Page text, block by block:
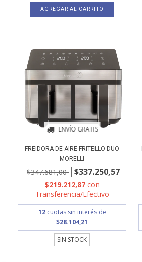
ENVÍO GRATIS
FREIDORA DE AIRE FRITELLO DUO
MORELLI
$347.681,00 $337.250,57
$219.212,87con
Transferencia/Efectivo
12 cuotas sin interés de
$28.104,21
SIN STOCK